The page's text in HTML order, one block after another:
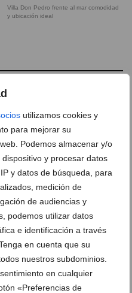
utilizamos cookies y
para mejorar su
Podemos almacenar y/o
y procesar datos
y datos de búsqueda, para
medición de
de audiencias y
podemos utilizar datos
e identificación a través
en cuenta que su
nuestros subdominios.
en cualquier
«Preferencias de
Villa Don Pedro frente al mar comodidad
y ubicación ideal